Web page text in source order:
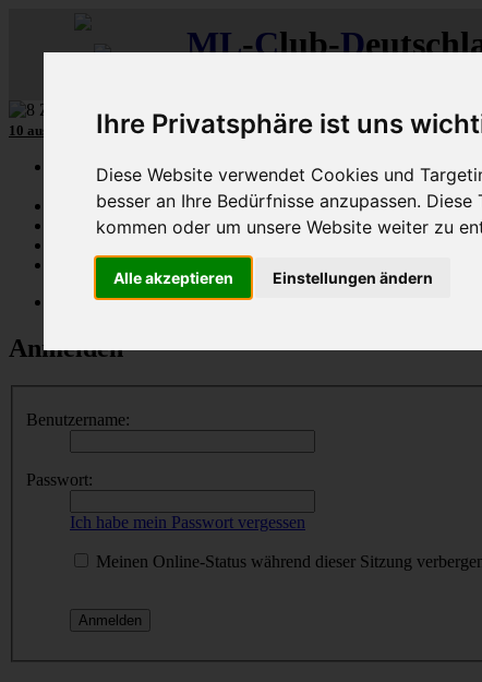
Ihre Privatsphäre ist uns
Diese Website verwendet Cookies und
besser an Ihre Bedürfnisse anzupassen.
kommen oder um unsere Website weiter zu
Alle akzeptieren Einstellungen ändern
ML-Club-D
10 aus mehr als 1108-Zylinder-MLCD-M-Klassen...mehr...
Schnellzugriff
Ungelesene
MLCD-Ausstellung
MLCD-Seiten MLCD-Foren-Übersicht
Anmelden
Benutzername:
Passwort:
Ich habe mein Passwort vergessen
Meinen Online-Status während dieser Sitzung